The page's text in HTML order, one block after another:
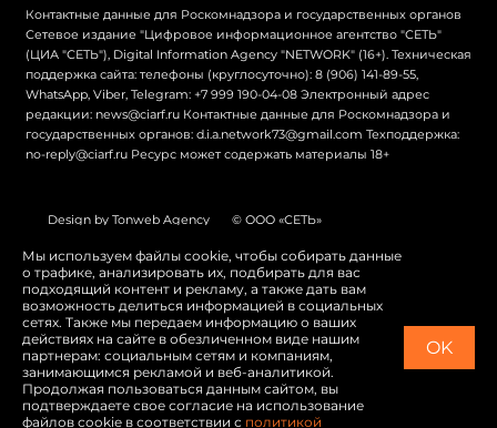
Контактные данные для Роскомнадзора и государственных органов
Сетевое издание "Цифровое информационное агентство "СЕТЬ"
(ЦИА "СЕТЬ"), Digital Information Agency "NETWORK" (16+). Техническая
поддержка сайта: телефоны (круглосуточно): 8 (906) 141-89-55,
WhatsApp, Viber, Telegram: +7 999 190-04-08 Электронный адрес
редакции: news@ciarf.ru Контактные данные для Роскомнадзора и
государственных органов: d.i.a.network73@gmail.com Техподдержка:
no-reply@ciarf.ru Ресурс может содержать материалы 18+
Design by Tonweb Agency © ООО «СЕТЬ»
Политика конфиденциальности Карта сайта
Switch to English
Мы используем файлы cookie, чтобы собирать данные
о трафике, анализировать их, подбирать для вас
подходящий контент и рекламу, а также дать вам
возможность делиться информацией в социальных
сетях. Также мы передаем информацию о ваших
действиях на сайте в обезличенном виде нашим
партнерам: социальным сетям и компаниям,
занимающимся рекламой и веб-аналитикой.
Продолжая пользоваться данным сайтом, вы
подтверждаете свое согласие на использование
файлов cookie в соответствии с политикой
OK